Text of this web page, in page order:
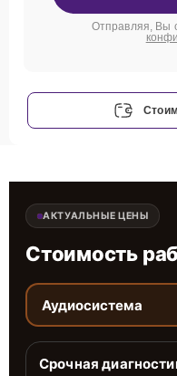
Отправляя, Вы
АКТУАЛЬНЫЕ ЦЕНЫ
Стоимость
Аудиосистема
Срочная